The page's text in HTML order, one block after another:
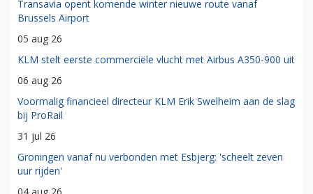
Transavia opent komende winter nieuwe route vanaf
Brussels Airport
05 aug 26
KLM stelt eerste commerciële vlucht met Airbus A350-900 uit
06 aug 26
Voormalig financieel directeur KLM Erik Swelheim aan de slag
bij ProRail
31 jul 26
Groningen vanaf nu verbonden met Esbjerg: 'scheelt zeven
uur rijden'
04 aug 26